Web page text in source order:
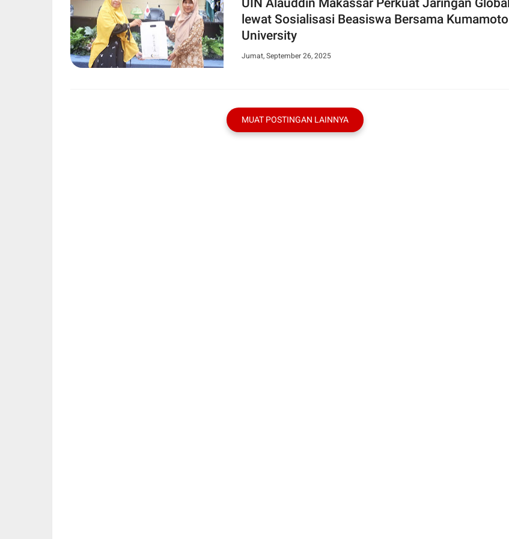
UIN Alauddin Makassar Perkuat Jaringan Global
lewat Sosialisasi Beasiswa Bersama Kumamoto
University
Jumat, September 26, 2025
MUAT POSTINGAN LAINNYA